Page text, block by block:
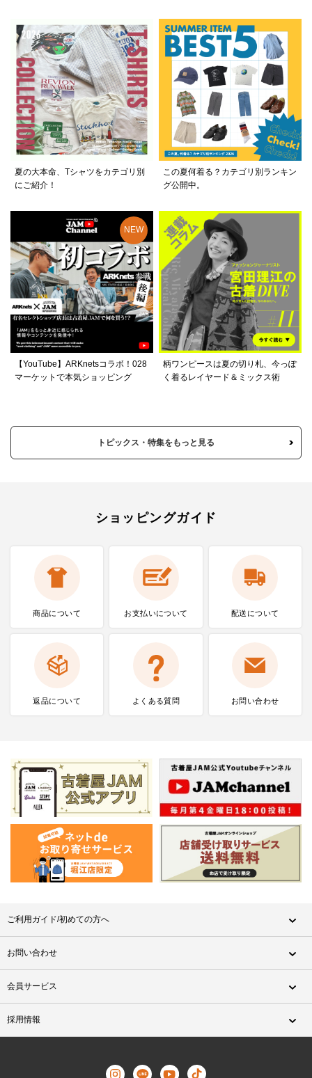
夏の大本命、Tシャツをカテゴリ別
にご紹介！
この夏何着る？カテゴリ別ランキン
グ公開中。
【YouTube】ARKnetsコラボ！028
マーケットで本気ショッピング
柄ワンピースは夏の切り札、今っぽ
く着るレイヤード＆ミックス術
トピックス・特集をもっと見る
ショッピングガイド
商品について お支払いについて 配送について
返品について よくある質問 お問い合わせ
ご利用ガイド/初めての方へ
お問い合わせ
会員サービス
採用情報